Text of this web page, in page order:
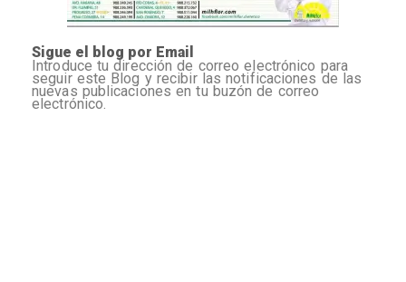
Sigue el blog por Email
Introduce tu dirección de correo electrónico para
seguir este Blog y recibir las notificaciones de las
nuevas publicaciones en tu buzón de correo
electrónico.